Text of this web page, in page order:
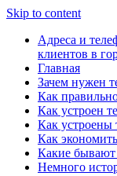
Skip to content
Адреса и
клиентов в
Главная
Зачем нужен
Как
Как устроен
Как устроены
Как
Какие бывают
Немного